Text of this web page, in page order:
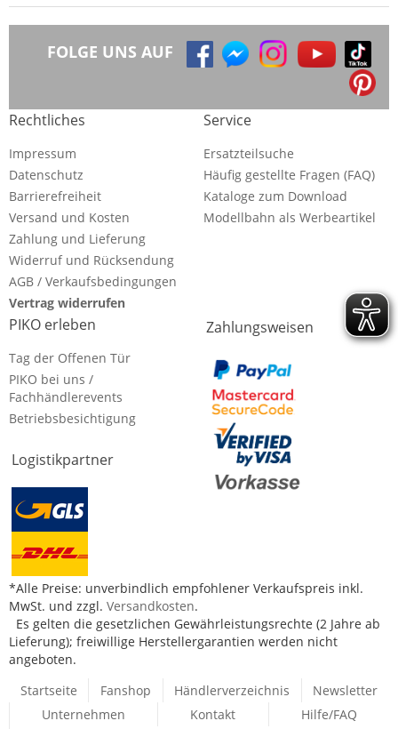
FOLGE UNS AUF
Rechtliches
Impressum
Datenschutz
Barrierefreiheit
Versand und Kosten
Zahlung und Lieferung
Widerruf und Rücksendung
AGB / Verkaufsbedingungen
Vertrag widerrufen
Service
Ersatzteilsuche
Häufig gestellte Fragen (FAQ)
Kataloge zum Download
Modellbahn als Werbeartikel
PIKO erleben
Tag der Offenen Tür
PIKO bei uns /
Fachhändlerevents
Betriebsbesichtigung
Logistikpartner
Zahlungsweisen
*Alle Preise: unverbindlich empfohlener Verkaufspreis inkl.
MwSt. und zzgl. Versandkosten.
Es gelten die gesetzlichen Gewährleistungsrechte (2 Jahre ab
Lieferung); freiwillige Herstellergarantien werden nicht
angeboten.
Startseite
Fanshop Händlerverzeichnis
Newsletter
Unternehmen
Kontakt Hilfe/FAQ